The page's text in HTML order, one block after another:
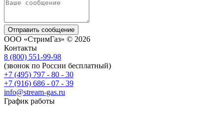
Отправить сообщение
ООО «СтримГаз» © 2026
Контакты
8 (800) 551-99-98
(звонок по России бесплатный)
+7 (495) 797 - 80 - 30
+7 (916) 686 - 07 - 39
info@stream-gas.ru
График работы